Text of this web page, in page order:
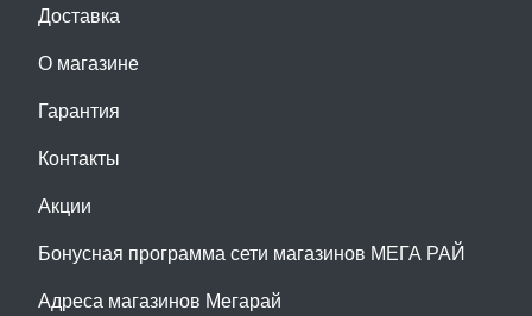
Доставка
О магазине
Гарантия
Контакты
Акции
Бонусная программа сети магазинов МЕГА РАЙ
Адреса магазинов Мегарай